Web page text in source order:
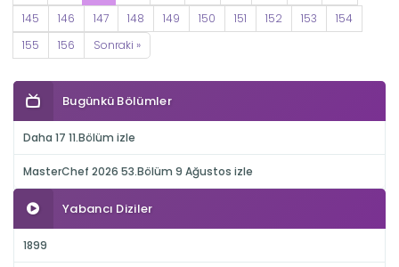
145
146 147 148 149 150 151 152 153
154
155
156 Sonraki »
Bugünkü Bölümler
Daha 17 11.Bölüm izle
MasterChef 2026 53.Bölüm 9 Ağustos izle
Yabancı Diziler
1899